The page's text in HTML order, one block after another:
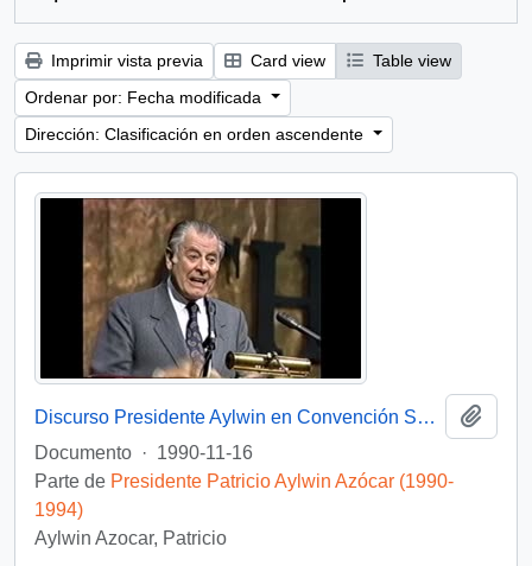
Imprimir vista previa Card view
Table view
Ordenar por: Fecha modificada
Dirección: Clasificación en orden ascendente
Discurso Presidente Aylwin en Convención Santiago: Video
Documento · 1990-11-16
Parte de Presidente Patricio Aylwin Azócar (1990-
1994)
Aylwin Azocar, Patricio